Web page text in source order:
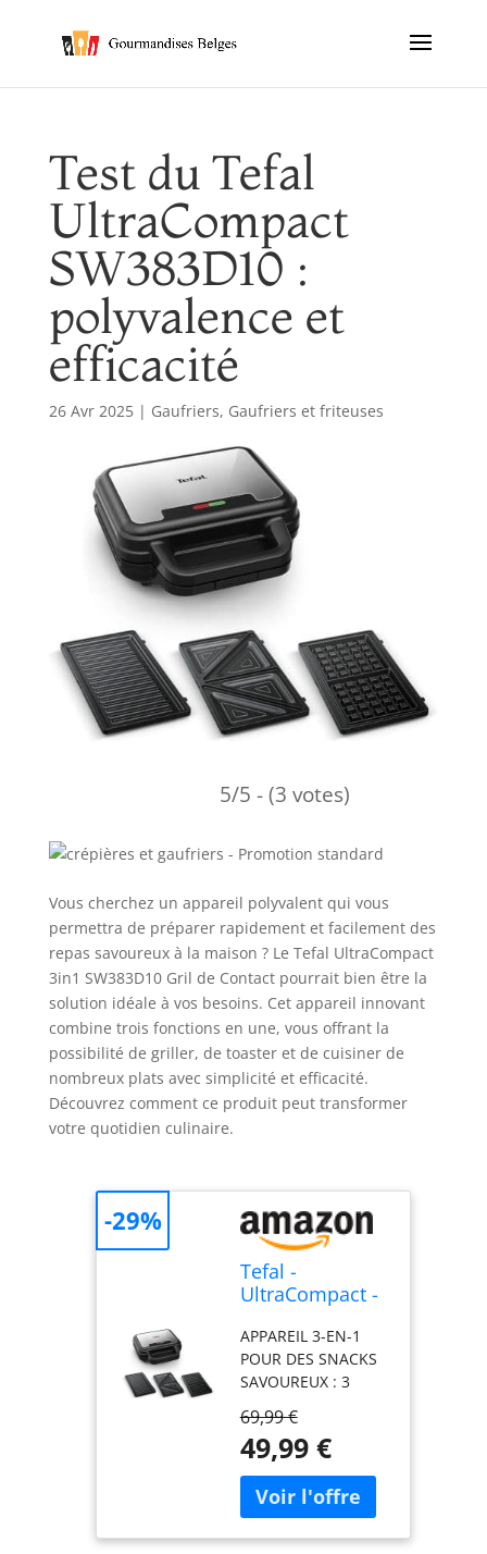
Test du Tefal
UltraCompact
SW383D10 :
polyvalence et
efficacité
26 Avr 2025| Gaufriers, Gaufriers et friteuses
5/5 - (3 votes)
Vous cherchez un appareil polyvalent qui vous
permettra de préparer rapidement et facilement des
repas savoureux à la maison ? Le Tefal UltraCompact
3in1 SW383D10 Gril de Contact pourrait bien être la
solution idéale à vos besoins. Cet appareil innovant
combine trois fonctions en une, vous offrant la
possibilité de griller, de toaster et de cuisiner de
nombreux plats avec simplicité et efficacité.
Découvrez comment ce produit peut transformer
votre quotidien culinaire.
Tefal -
UltraCompact -
Monsieur 3 en
1-3 jeux de
plaques
APPAREIL 3-EN-1
POUR DES SNACKS
SAVOUREUX : 3
gaufres, sandwichs
et paninis. Idéal
pour préparer des
snacks faciles et
rapides au
quotidien COMPACT
69,99 €
49,99 €
-29%